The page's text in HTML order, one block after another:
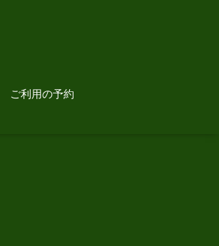
ご利用の予約